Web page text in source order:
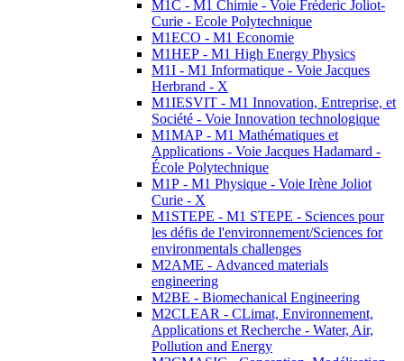
M1C - M1 Chimie - Voie Fréderic Joliot-
Curie - Ecole Polytechnique
M1ECO - M1 Economie
M1HEP - M1 High Energy Physics
M1I - M1 Informatique - Voie Jacques
Herbrand - X
M1IESVIT - M1 Innovation, Entreprise, et
Société - Voie Innovation technologique
M1MAP - M1 Mathématiques et
Applications - Voie Jacques Hadamard -
École Polytechnique
M1P - M1 Physique - Voie Irène Joliot
Curie - X
M1STEPE - M1 STEPE - Sciences pour
les défis de l'environnement/Sciences for
environmentals challenges
M2AME - Advanced materials
engineering
M2BE - Biomechanical Engineering
M2CLEAR - CLimat, Environnement,
Applications et Recherche - Water, Air,
Pollution and Energy